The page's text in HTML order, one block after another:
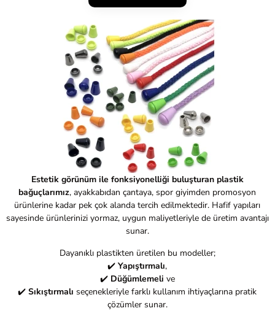
Estetik görünüm ile fonksiyonelliği buluşturan plastik
bağuçlarımız, ayakkabıdan çantaya, spor giyimden promosyon
ürünlerine kadar pek çok alanda tercih edilmektedir. Hafif yapıları
sayesinde ürünlerinizi yormaz, uygun maliyetleriyle de üretim avantajı
sunar.
Dayanıklı plastikten üretilen bu modeller;
✔️Yapıştırmalı,
✔️ Düğümlemeli ve
✔️Sıkıştırmalı seçenekleriyle farklı kullanım ihtiyaçlarına pratik
çözümler sunar.